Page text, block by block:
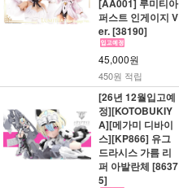
[AA001] 루미티아
퍼스트 인게이지 V
er. [38190]
45,000원
450원 적립
[26년 12월입고예
정][KOTOBUKIY
A][메가미 디바이
스][KP866] 유그
드라시스 가름 리
퍼 아발란체 [8637
5]